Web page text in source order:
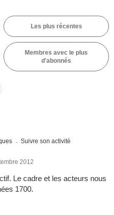
Les plus récentes
Membres avec le plus
d'abonnés
Suivre son activité
2012
Le cadre et les acteurs nous
1700.